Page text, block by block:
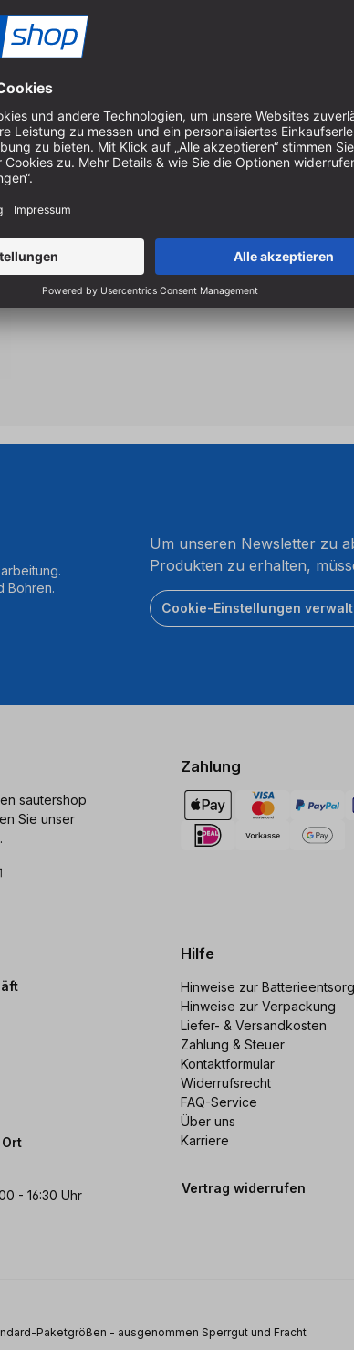
Hartmetall (HM) aus freud
Perma-Shieldfür höherer
Bohren.
Um unseren Newsletter zu
Produkten zu erhalten,
Cookie-Einstellungen
sautershop
Sie unser
Zahlung
- 16:30 Uhr
Hilfe
Hinweise zur
Hinweise zur Verpackung
Liefer- & Versandkosten
Zahlung & Steuer
Kontaktformular
Widerrufsrecht
FAQ-Service
Über uns
Karriere
Vertrag widerrufen
Paketgrößen - ausgenommen Sperrgut und Fracht